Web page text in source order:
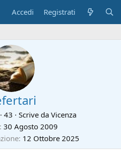
Accedi Registrati
· 43 · Scrive da Vicenza
30 Agosto 2009
12 Ottobre 2025